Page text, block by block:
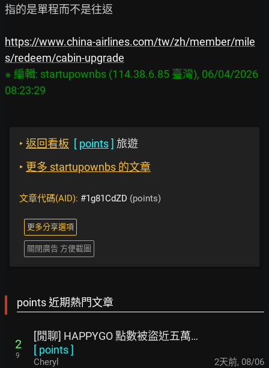
指的是單程而不是往返
https://www.china-airlines.com/tw/zh/member/mile
s/redeem/cabin-upgrade
※ 編輯: startupownbs (114.38.6.85 臺灣), 06/04/2026
‣ 返回看板 [ points] 旅遊
‣ 更多 startupownbs 的文章
文章代碼(AID): #1g81CdZD (points)
更多分享選項
關閉廣告 方便截圖
points 近期熱門文章
2
9
[閒聊] HAPPYGO 點數被盜近五萬…
[ points]
Cheryl 2天前, 08/06